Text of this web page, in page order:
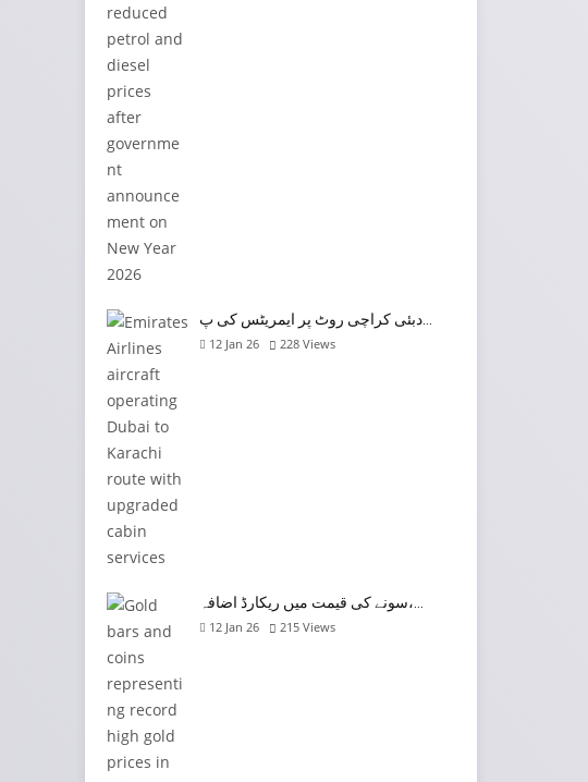
12 Jan 26 228 Views
سونے کی قیمت میں ریکارڈ اضافہ،…
12 Jan 26 215 Views